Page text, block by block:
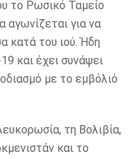
το Ρωσικό Ταμείο
για να
κατά του ιού. Ήδη
και έχει συνάψει
με το εμβόλιό
τη Βολιβία,
και το